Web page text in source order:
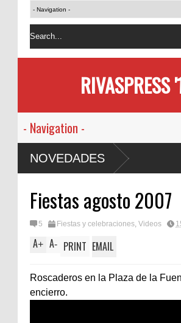
RIVASPRESS
NOVEDADES
Fiestas agosto 2007
5 Fiestas y celebraciones, Videos
A+ A- PRINT EMAIL
Roscaderos en la Plaza de la
encierro.